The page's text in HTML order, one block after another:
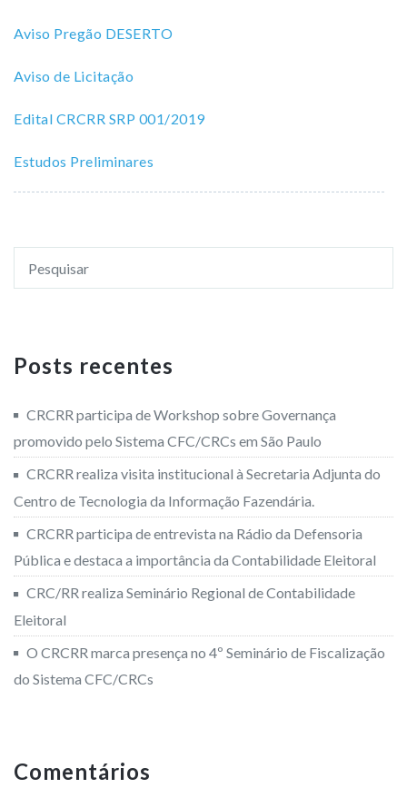
Aviso Pregão DESERTO
Aviso de Licitação
Edital CRCRR SRP 001/2019
Estudos Preliminares
Posts recentes
CRCRR participa de Workshop sobre Governança
promovido pelo Sistema CFC/CRCs em São Paulo
CRCRR realiza visita institucional à Secretaria Adjunta do
Centro de Tecnologia da Informação Fazendária.
CRCRR participa de entrevista na Rádio da Defensoria
Pública e destaca a importância da Contabilidade Eleitoral
CRC/RR realiza Seminário Regional de Contabilidade
Eleitoral
O CRCRR marca presença no 4º Seminário de Fiscalização
do Sistema CFC/CRCs
Comentários